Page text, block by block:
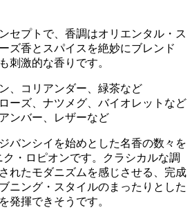
セプトで、香調はオリエンタル・ス
ズ香とスパイスを絶妙にブレンド
刺激的な香りです。
、コリアンダー、緑茶など
ーズ、ナツメグ、バイオレットなど
ンバー、レザーなど
バンシイを始めとした名香の数々を
・ロピオンです。クラシカルな調
れたモダニズムを感じさせる、完成
ニング・スタイルのまったりとした
発揮できそうです。